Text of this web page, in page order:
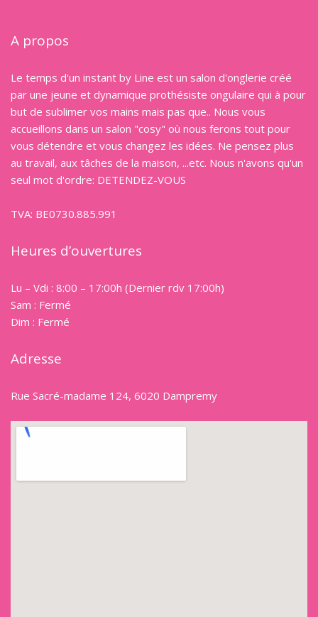
A propos
Le temps d'un instant by Line est un salon d'onglerie créé
par une jeune et dynamique prothésiste ongulaire qui à pour
but de sublimer vos mains mais pas que.. Nous vous
accueillons dans un salon "cosy" où nous ferons tout pour
vous détendre et vous changez les idées. Ne pensez plus
au travail, aux tâches de la maison, ...etc. Nous n'avons qu'un
seul mot d'ordre: DETENDEZ-VOUS
TVA: BE0730.885.991
Heures d’ouvertures
Lu – Vdi : 8:00 – 17:00h (Dernier rdv 17:00h)
Sam : Fermé
Dim : Fermé
Adresse
Rue Sacré-madame 124, 6020 Dampremy